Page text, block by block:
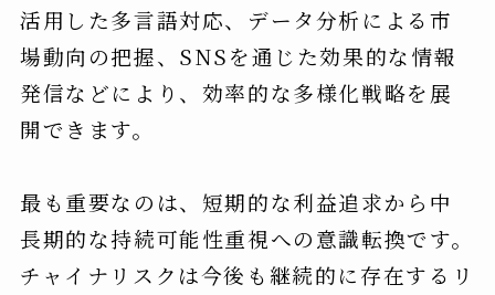
活用した多言語対応、データ分析による市
場動向の把握、SNSを通じた効果的な情報
発信などにより、効率的な多様化戦略を展
開できます。
最も重要なのは、短期的な利益追求から中
長期的な持続可能性重視への意識転換です。
チャイナリスクは今後も継続的に存在するリ